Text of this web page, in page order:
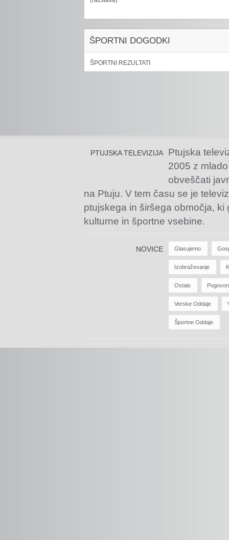
ŠPORTNI DOGODKI
ŠPORTNI REZULTATI
PTUJSKA TELEVIZIJA
Ptujska
2005 z
obveščati
na Ptuju. V tem času se je
ptujskega in širšega območja,
kulturne in športne vsebine.
NOVICE Glasujemo
Izobraževanje
Ostalo
Verske Oddaje
Športne Oddaje